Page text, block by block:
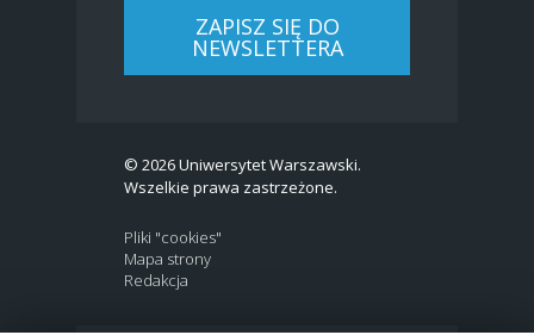
ZAPISZ SIĘ DO
NEWSLETTERA
© 2026 Uniwersytet Warszawski.
Wszelkie prawa zastrzeżone.
Pliki "cookies"
Mapa strony
Redakcja